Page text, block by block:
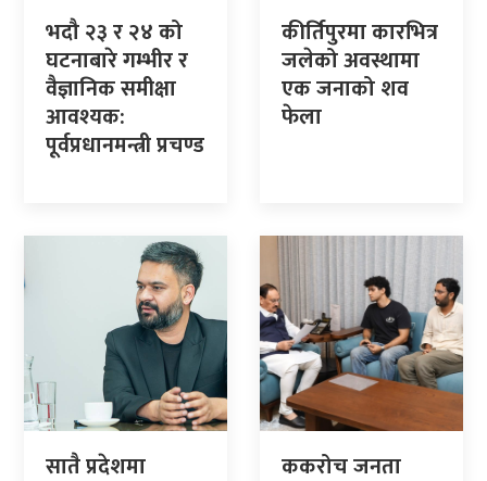
भदौ २३ र २४ को
घटनाबारे गम्भीर र
वैज्ञानिक समीक्षा
आवश्यक:
पूर्वप्रधानमन्त्री प्रचण्ड
कीर्तिपुरमा कारभित्र
जलेको अवस्थामा
एक जनाको शव
फेला
सातै प्रदेशमा ककरोच जनता